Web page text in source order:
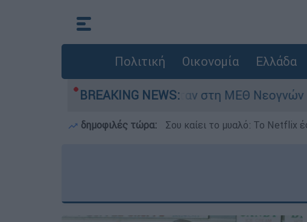
Πολιτική Οικονομία Ελλάδα
BREAKING NEWS:
- Νοσηλευόταν στη ΜΕΘ Νεογνών Marfin:
δημοφιλές τώρα: Σου καίει το μυαλό: Το Netflix